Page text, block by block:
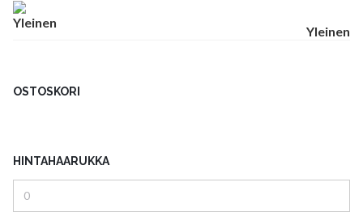
Yleinen
OSTOSKORI
HINTAHAARUKKA